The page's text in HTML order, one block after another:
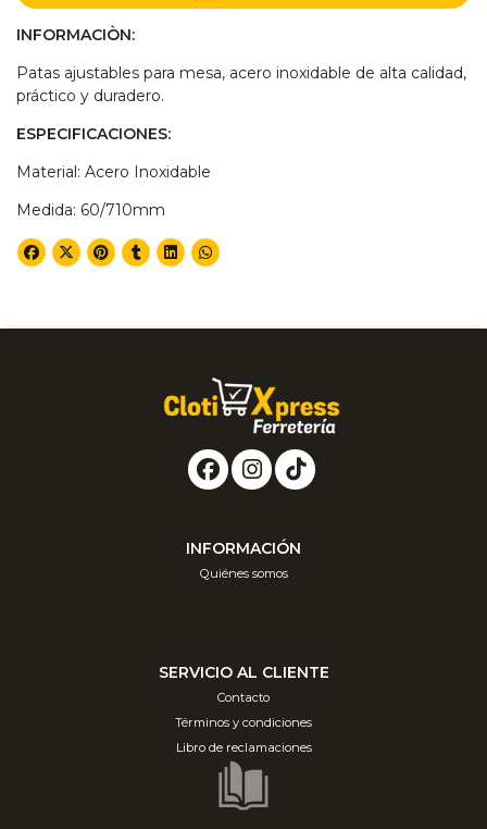
INFORMACIÒN:
Patas ajustables para mesa, acero inoxidable de alta calidad,
práctico y duradero.
ESPECIFICACIONES:
Material: Acero Inoxidable
Medida: 60/710mm
INFORMACIÓN
Quiénes somos
SERVICIO AL CLIENTE
Contacto
Términos y condiciones
Libro de reclamaciones